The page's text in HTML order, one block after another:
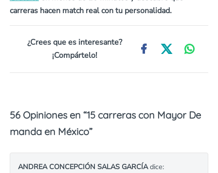
carreras hacen match real con tu personalidad.
¿Crees que es interesante?
¡Compártelo!
56 Opiniones en “15 carreras con Mayor De
manda en México”
ANDREA CONCEPCIÓN SALAS GARCÍAdice: